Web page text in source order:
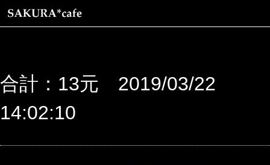
合計：13元 2019/03/22
14:02:10